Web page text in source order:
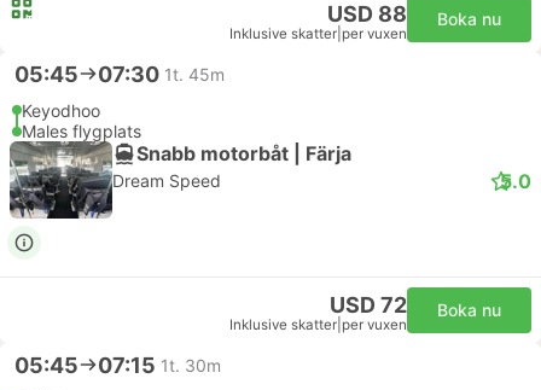
USD 88
Inklusive skatter per vuxen
Boka nu
05:45 07:30 1t. 45m
Keyodhoo
Males flygplats
Snabb motorbåt | Färja
Dream Speed 5.0
USD 72
Inklusive skatter per vuxen
Boka nu
05:45 07:15 1t. 30m